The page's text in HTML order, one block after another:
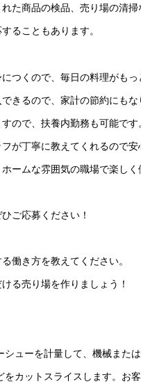
た商品の検品、売り場の清掃
ることもあります。
つくので、毎日の料理がもっ
きるので、家計の節約にもな
ので、扶養内勤務も可能です。
が丁寧に教えてくれるので安
ームな雰囲気の職場で楽しく
ご応募ください！
働き方を教えてください。
る売り場を作りましょう！
ューを計量して、機械また
カットスライスします。お